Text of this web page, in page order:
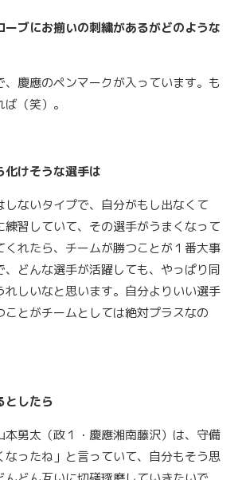
ブにお揃いの刺繍があるがどのような
、慶應のペンマークが入っています。も
（笑）。
けそうな選手は
しないタイプで、自分がもし出なくて
練習していて、その選手がうまくなって
くれたら、チームが勝つことが１番大事
、どんな選手が活躍しても、やっぱり同
れしいなと思います。自分よりいい選手
ことがチームとしては絶対プラスなの
したら
本勇太（政１・慶應湘南藤沢）は、守備
なったね」と言っていて、自分もそう思